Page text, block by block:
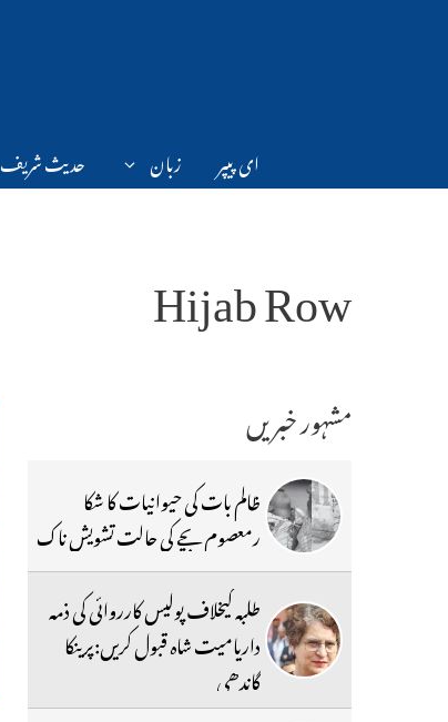
ای پیپر زبان حدیث شریف
Hijab Row
مشہور خبریں
ظالم بات کی حیوانیات کا شکا
رمعصوم بچے کی حالت تشویش ناک
طلبہ کیخلاف پولیس کارروائی کی ذمہ
داریامیت شاہ قبول کریں:پرینکا
گاندھی